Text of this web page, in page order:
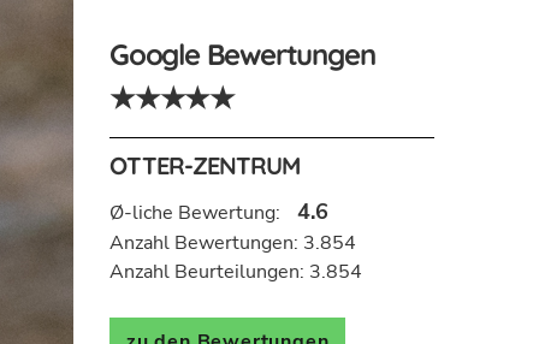
Google Bewertungen
★★★★★
OTTER-ZENTRUM
Ø-liche Bewertung: 4.6
Anzahl Bewertungen: 3.854
Anzahl Beurteilungen: 3.854